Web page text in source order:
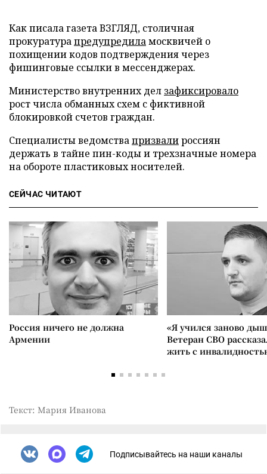
Как писала газета ВЗГЛЯД, столичная
прокуратурапредупредиламосквичей о
похищении кодов подтверждения через
фишинговые ссылки в мессенджерах.
Министерство внутренних дел зафиксировало
рост числа обманных схем с фиктивной
блокировкой счетов граждан.
Специалисты ведомствапризвалироссиян
держать в тайне пин-коды и трехзначные номера
на обороте пластиковых носителей.
СЕЙЧАС ЧИТАЮТ
Россия ничего не должна
Армении
«Я учился заново
Ветеран СВО
жить с
Текст: Мария Иванова
Подписывайтесь на наши каналы